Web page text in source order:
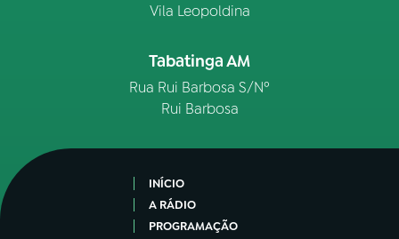
Vila Leopoldina
Tabatinga AM
Rua Rui Barbosa S/Nº
Rui Barbosa
INÍCIO
A RÁDIO
PROGRAMAÇÃO